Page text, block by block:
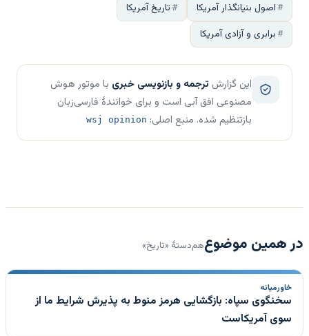
اصول بنیانگذار آمریکا
تاریخ آمریکا
برابری و آزادی آمریکا
این گزارش ترجمه و بازنویسی خبری با موتور هوش
مصنوعی افق آبی است و برای خوانندهٔ فارسی‌زبان
بازتنظیم شده. منبع اصلی: wsj opinion
در همین موضوعهم‌دستهٔ «تاریخ»
خاورمیانه
سخنگوی سپاه: بازگشایی هرمز منوط به پذیرش شرایط ما از
سوی آمریکاست